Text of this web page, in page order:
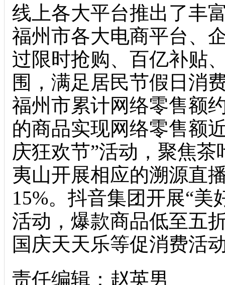
线上各大平台推出了丰
福州市各大电商平台、
过限时抢购、百亿补贴
围，满足居民节假日消
福州市累计网络零售额
的商品实现网络零售额
庆狂欢节”活动，聚焦
夷山开展相应的溯源直
15%。抖音集团开展“
活动，爆款商品低至五
国庆天天乐等促消费活
责任编辑：赵英男